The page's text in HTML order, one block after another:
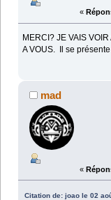
«
MERCI? JE VAIS
A VOUS. Il se
mad
«
Citation de: joao le 02